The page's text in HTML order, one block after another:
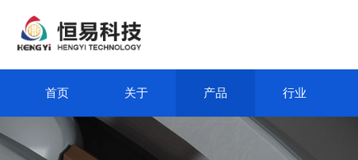
首页 关于 产品 行业